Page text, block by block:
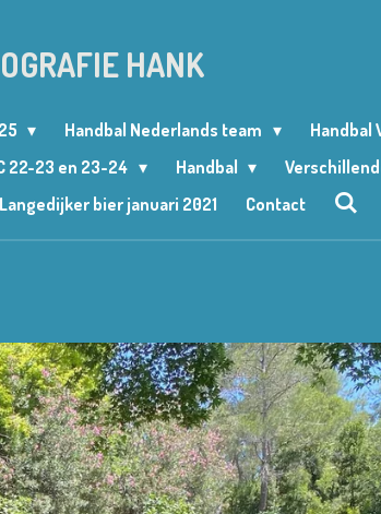
HANK
Handbal Nederlands team Handbal
22-23 en 23-24 Handbal
Langedijker bier januari 2021 Contact